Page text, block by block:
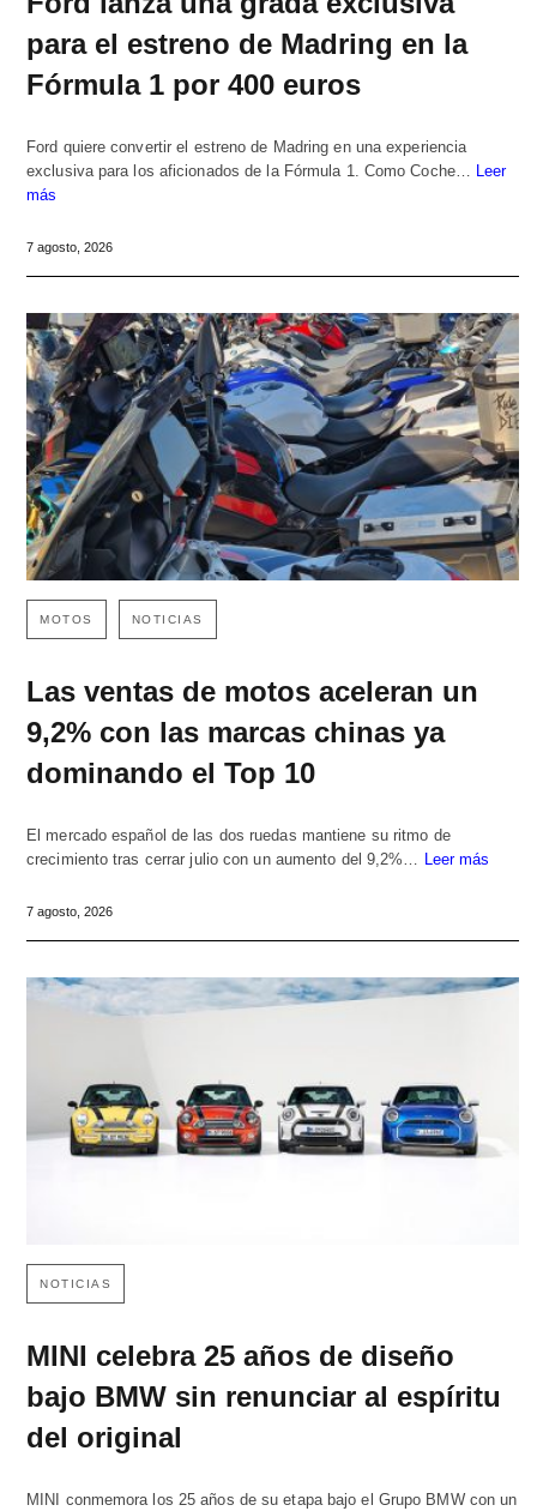
para el estreno de Madring en la
Fórmula 1 por 400 euros
Ford quiere convertir el estreno de Madring en una experiencia
exclusiva para los aficionados de la Fórmula 1. Como Coche…
Leer
más
7 agosto, 2026
MOTOS NOTICIAS
Las ventas de motos aceleran un
9,2% con las marcas chinas ya
dominando el Top 10
El mercado español de las dos ruedas mantiene su ritmo de
crecimiento tras cerrar julio con un aumento del 9,2%… Leer más
7 agosto, 2026
NOTICIAS
MINI celebra 25 años de diseño
bajo BMW sin renunciar al espíritu
del original
MINI conmemora los 25 años de su etapa bajo el Grupo BMW con un